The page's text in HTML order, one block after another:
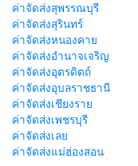
ค่าจัดส่งสุพรรณบุรี
ค่าจัดส่งสุรินทร์
ค่าจัดส่งหนองคาย
ค่าจัดส่งอำนาจเจริญ
ค่าจัดส่งอุตรดิตถ์
ค่าจัดส่งอุบลราชธานี
ค่าจัดส่งเชียงราย
ค่าจัดส่งเพชรบุรี
ค่าจัดส่งเลย
ค่าจัดส่งแม่ฮ่องสอน